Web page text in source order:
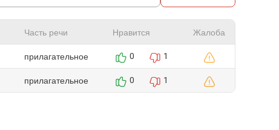
Часть речи Нравится Жалоба
прилагательное 0 1
прилагательное 0 1